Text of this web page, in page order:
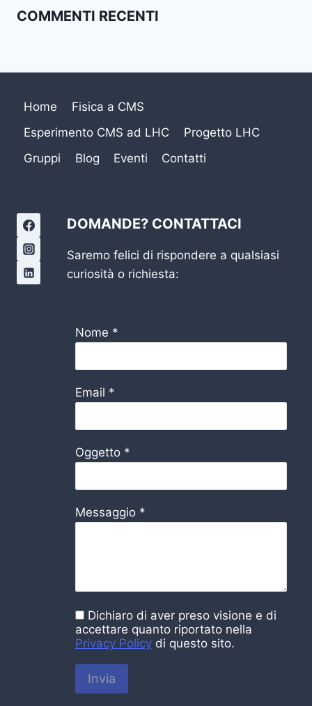
COMMENTI RECENTI
Home
Fisica a CMS
Esperimento CMS ad LHC
Progetto LHC
Gruppi
Blog Eventi Contatti
DOMANDE? CONTATTACI
Saremo felici di rispondere a qualsiasi
curiosità o richiesta:
Nome *
Email *
Oggetto *
Messaggio *
Dichiaro di aver preso visione e di
accettare quanto riportato nella
Privacy Policydi questo sito.
Invia